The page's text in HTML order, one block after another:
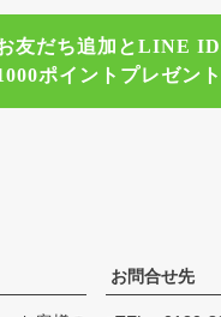
友だち追加とLINE
ポイントプレゼント
お問合せ先